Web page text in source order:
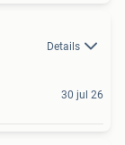
Details
30 jul 26